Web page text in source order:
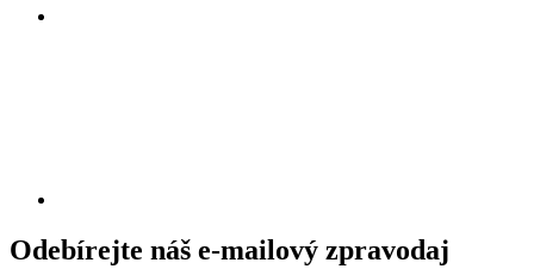
Odebírejte náš e-mailový zpravodaj